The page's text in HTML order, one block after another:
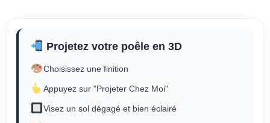
Projetez votre poêle en 3D
Choisissez une finition
Appuyez sur "Projeter Chez Moi"
Visez un sol dégagé et bien éclairé